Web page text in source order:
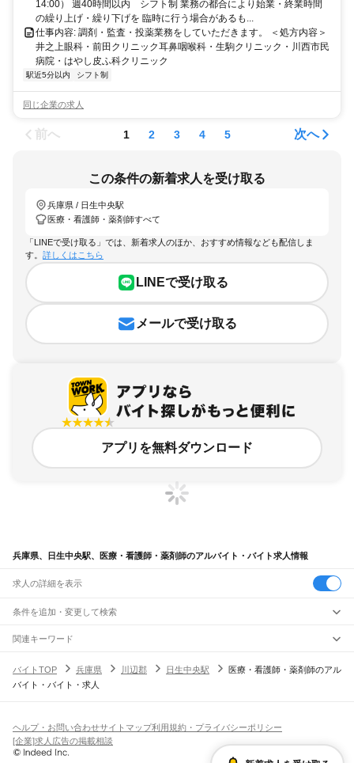
14:00） 週40時間以内 シフト制 業務の都合により始業・終業時間
の繰り上げ・繰り下げを 臨時に行う場合があるも...
仕事内容: 調剤・監査・投薬業務をしていただきます。 ＜処方内容＞
井之上眼科・前田クリニック耳鼻咽喉科・生駒クリニック・川西市民
病院・はやし皮ふ科クリニック
駅近5分以内 シフト制
同じ企業の求人
前へ 1 2 3 4 5 次へ
この条件の新着求人を受け取る
兵庫県 / 日生中央駅
医療・看護師・薬剤師すべて
「LINEで受け取る」では、新着求人のほか、おすすめ情報なども配信しま
す。 詳しくはこちら
LINEで受け取る
メールで受け取る
アプリを無料ダウンロード
兵庫県、日生中央駅、医療・看護師・薬剤師のアルバイト・バイト求人情報
求人の詳細を表示
条件を追加・変更して検索
市区町村を追加・変更
兵庫県すべて
神戸市 すべて
西脇市宝塚市三木市高砂市川西市小野市三田市加西市丹波篠山市
丹波市南あわじ市朝来市 たつの市川辺郡多可郡加古郡
神崎郡揖保郡
駅を追加・変更
JR神戸線(神戸～姫路)
神戸駅 兵庫駅 須磨駅 塩屋駅
職種を追加・変更
飲食・フードサービスすべて
ホールスタッフキッチンスタッフ
パン屋（ベーカリー）
バー（BAR）・バーテンダー
人気
日払いOK高校生歓迎 髪型・髪色自由
雇用形態を追加・変更
関連キーワード
バイトTOP
兵庫県 川辺郡 日生中央駅
医療・看護師・薬剤師のアル
バイト・バイト・求人
ヘルプ・お問い合わせサイトマップ利用規約・プライバシーポリシー
[企業]求人広告の掲載相談